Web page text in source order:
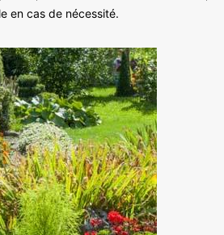
en cas de nécessité.